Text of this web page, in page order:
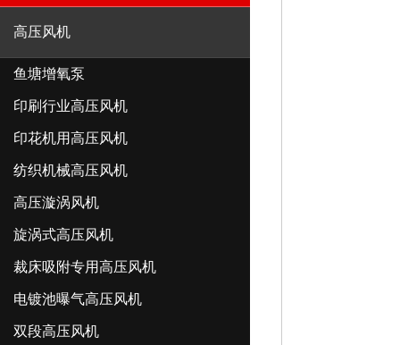
高压风机
鱼塘增氧泵
印刷行业高压风机
印花机用高压风机
纺织机械高压风机
高压漩涡风机
旋涡式高压风机
裁床吸附专用高压风机
电镀池曝气高压风机
双段高压风机